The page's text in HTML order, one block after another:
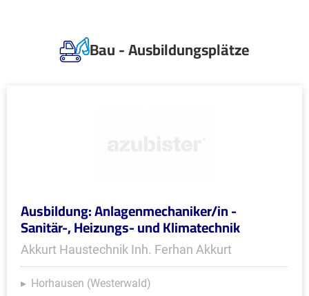
Bau - Ausbildungsplätze
Ausbildung: Anlagenmechaniker/in -
Sanitär-, Heizungs- und Klimatechnik
Akkurt Haustechnik Inh. Ferhan Akkurt
Horhausen (Westerwald)